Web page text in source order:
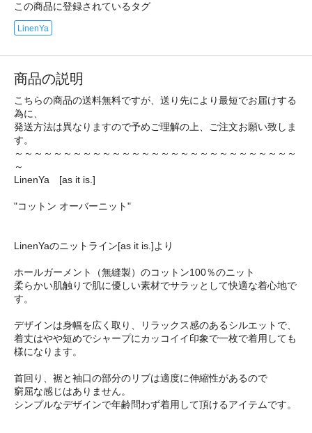
この商品に登録されているタグ
LinenYa
商品の説明
こちらの商品の送料無料ですが、送り先により最短でお届けする
為に、
発送方法は異なりますので予めご理解の上、ご注文お願い致しま
す。
～～～～～～～～～～～～～～～～～～～～～～～～～～～～～
～
LinenYa [as it is.]
"コットン オーバーニット"
LinenYaのニットライン[as it is.]より
ホールガーメント（無縫製）のコットン100％のニット
柔らかい肌触りで肌に優しい素材でサラッとして快適な着心地で
す。
デザインは身幅を広く取り、リラックス感のあるシルエットで、
着丈はやや短めでシャープにカッコイイ印象で一枚で着用しても
様になります。
首回り、裾と袖口の部分のリブは適度に伸縮性があるので
窮屈な感じはありません。
シンプルなデザインで年齢問わず着用して頂けるアイテムです。